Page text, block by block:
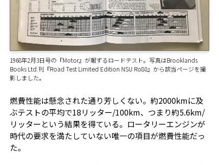
1968年2月3日号の『Motor』が報ずるロードテスト。写真はBrooklands
Books Ltd.刊『Road Test Limited Edition NSU Ro80』から該当ページを撮
影しました。
燃費性能は懸念された通り芳しくない。約2000kmに及
ぶテストの平均で18リッター/100km、つまり約5.6km/
リッターという結果を得ている。ロータリーエンジンが
時代の要求を満たしていない唯一の項目が燃費性能だっ
た。